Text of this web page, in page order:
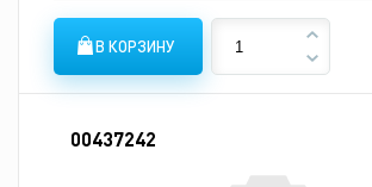
В КОРЗИНУ
00437242